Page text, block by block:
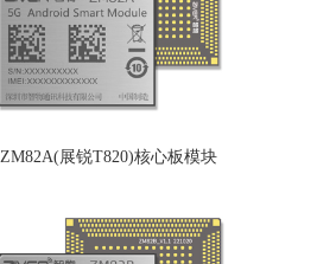
ZM82A(展锐T820)核心板模块